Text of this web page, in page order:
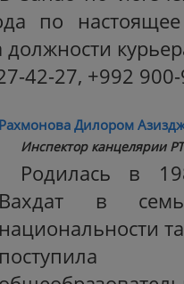
по
42-27, +992
Рахмонова Дилором
Инспектор канцелярии
Родилась в
Вахдат в
национальности